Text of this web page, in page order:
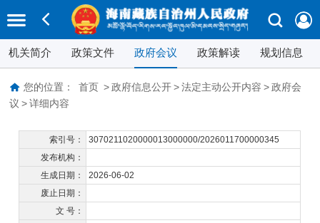
机关简介 政策文件 政府会议 政策解读 规划信息
您的位置： 首页 > 政府信息公开 > 法定主动公开内容 > 政府会
议 > 详细内容
索引号：
3070211020000013000000/2026011700000345
发布机构：
生成日期：
2026-06-02
废止日期：
文 号：